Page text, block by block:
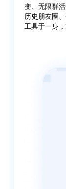
变、无限群
历史朋友圈
工具于一身，